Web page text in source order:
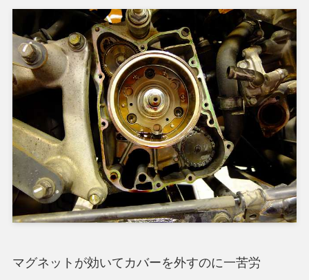
マグネットが効いてカバーを外すのに一苦労